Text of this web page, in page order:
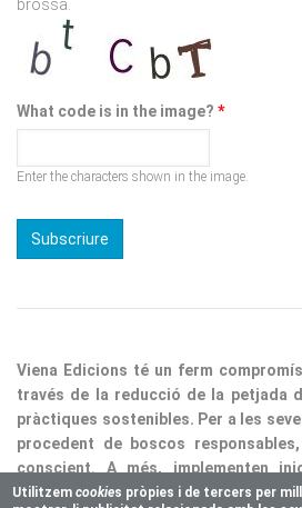
What code is in the image?
Enter the characters shown in the image.
pràctiques sostenibles. Per a les
procedent de boscos
conscient. A més, implementen
residus i optimitzar processos,
responsabilitat ecològica.
Utilitzemcookies pròpies i de tercers per